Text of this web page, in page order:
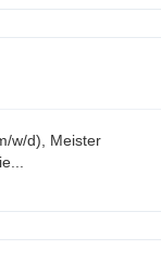
w/d), Meister